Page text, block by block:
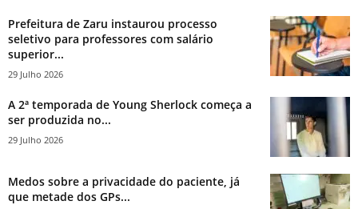
Prefeitura de Zaru instaurou processo
seletivo para professores com salário
superior...
29 Julho 2026
A 2ª temporada de Young Sherlock começa a
ser produzida no...
29 Julho 2026
Medos sobre a privacidade do paciente, já
que metade dos GPs...